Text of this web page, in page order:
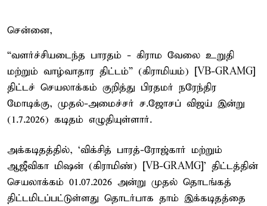
சென்னை,
“வளர்ச்சியடைந்த பாரதம் - கிராம வேலை உறுதி
மற்றும் வாழ்வாதார திட்டம்” (கிராமியம்) [VB-GRAMG]
திட்டச் செயலாக்கம் குறித்து பிரதமர் நரேந்திர
மோடிக்கு, முதல்-அமைச்சர் ச.ஜோசப் விஜய் இன்று
(1.7.2026) கடிதம் எழுதியுள்ளார்.
அக்கடிதத்தில், ‘விக்சித் பாரத்-ரோஜ்கார் மற்றும்
ஆஜீவிகா மிஷன் (கிராமிண்) [VB-GRAMG]’ திட்டத்தின்
செயலாக்கம் 01.07.2026 அன்று முதல் தொடங்கத்
திட்டமிடப்பட்டுள்ளது தொடர்பாக தாம் இக்கடிதத்தை